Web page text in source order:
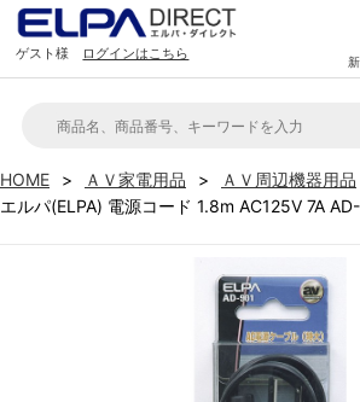
ゲスト様 ログインはこちら
HOME ＡＶ家電用品
ＡＶ周辺機器用品
エルパ(ELPA) 電源コード 1.8m AC125V 7A